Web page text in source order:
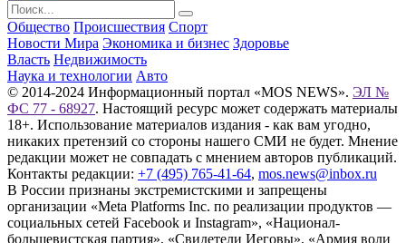
Общество Происшествия Спорт
Новости Мира Экономика и бизнес Здоровье
Власть Недвижимость
Наука и технологии Авто
© 2014-2024 Информационный портал «MOS NEWS». ЭЛ №
ФС 77 - 68927. Настоящий ресурс может содержать материалы
18+. Использование материалов издания - как вам угодно,
никаких претензий со стороны нашего СМИ не будет. Мнение
редакции может не совпадать с мнением авторов публикаций.
Контакты редакции: +7 (495) 765-41-64, mos.news@inbox.ru
В России признаны экстремистскими и запрещены
организации «Meta Platforms Inc. по реализации продуктов —
социальных сетей Facebook и Instagram», «Национал-
большевистская партия», «Свидетели Иеговы», «Армия воли